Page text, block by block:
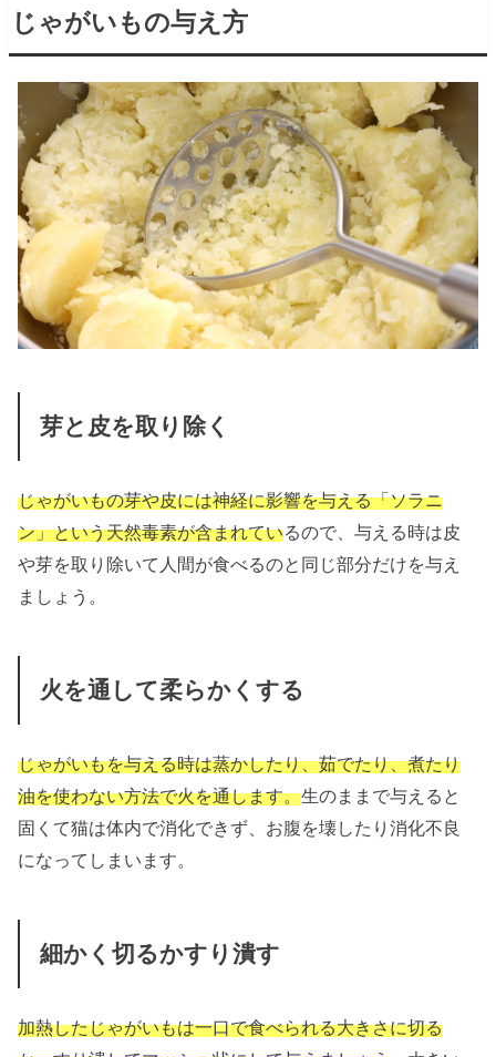
じゃがいもの与え方
芽と皮を取り除く
じゃがいもの芽や皮には神経に影響を与える「ソラニ
ン」という天然毒素が含まれているので、与える時は皮
や芽を取り除いて人間が食べるのと同じ部分だけを与え
ましょう。
火を通して柔らかくする
じゃがいもを与える時は蒸かしたり、茹でたり、煮たり
油を使わない方法で火を通します。生のままで与えると
固くて猫は体内で消化できず、お腹を壊したり消化不良
になってしまいます。
細かく切るかすり潰す
加熱したじゃがいもは一口で食べられる大きさに切る